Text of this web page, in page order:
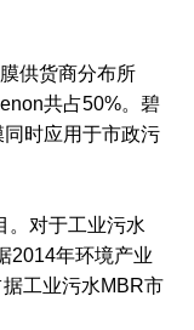
供货商分布所
共占50%。碧
时应用于市政污
。对于工业污水
2014年环境产业
工业污水MBR市